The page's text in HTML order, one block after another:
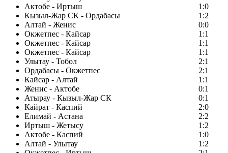
Актобе - Иртыш
1:0
Кызыл-Жар СК - Ордабасы
1:2
Алтай - Женис
0:0
Окжетпес - Кайсар
1:1
Окжетпес - Кайсар
1:1
Окжетпес - Кайсар
1:1
Улытау - Тобол
2:1
Ордабасы - Окжетпес
2:1
Кайсар - Алтай
1:1
Женис - Актобе
0:1
Атырау - Кызыл-Жар СК
0:1
Кайрат - Каспий
2:0
Елимай - Астана
2:2
Иртыш - Жетысу
1:2
Актобе - Каспий
1:0
Алтай - Улытау
1:2